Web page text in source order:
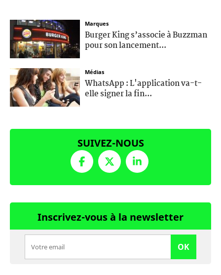
Marques
Burger King s’associe à Buzzman
pour son lancement...
Médias
WhatsApp : L'application va-t-
elle signer la fin...
SUIVEZ-NOUS
Inscrivez-vous à la newsletter
OK